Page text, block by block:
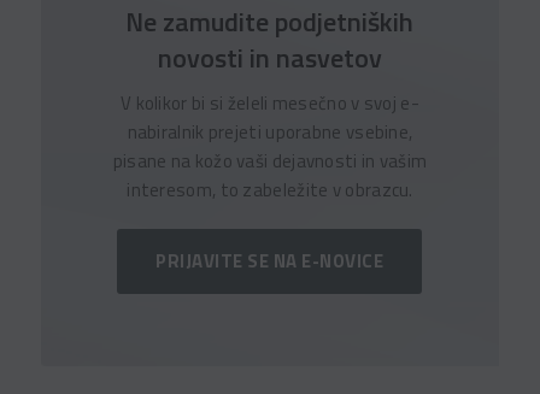
Ne zamudite podjetniških
novosti in nasvetov
V kolikor bi si želeli mesečno v svoj e-
nabiralnik prejeti uporabne vsebine,
pisane na kožo vaši dejavnosti in vašim
interesom, to zabeležite v obrazcu.
PRIJAVITE SE NA E-NOVICE